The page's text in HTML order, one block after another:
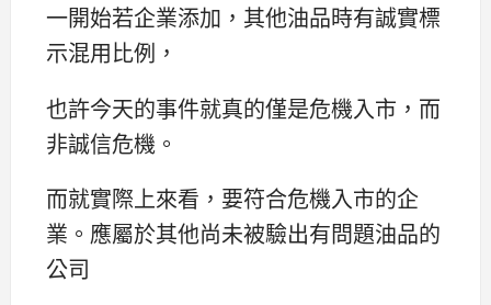
一開始若企業添加，其他油品時有誠實標
示混用比例，
也許今天的事件就真的僅是危機入市，而
非誠信危機。
而就實際上來看，要符合危機入市的企
業。應屬於其他尚未被驗出有問題油品的
公司